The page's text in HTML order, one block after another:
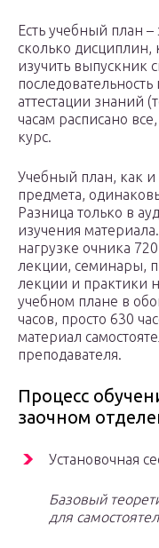
Есть учебный план –
сколько
изучить выпускник
аттестации знаний
часам расписано
курс.
Учебный план, как
предмета,
Разница только в
изучения
нагрузке очника
лекции, семинары,
лекции и практики
учебном плане в
часов, просто 630
материал
преподавателя.
Процесс
заочном
Установочная
Базовый
для